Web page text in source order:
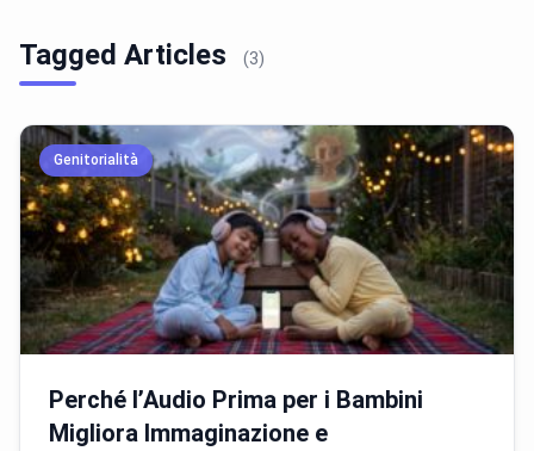
Tagged Articles (3)
Genitorialità
Perché l’Audio Prima per i Bambini
Migliora Immaginazione e